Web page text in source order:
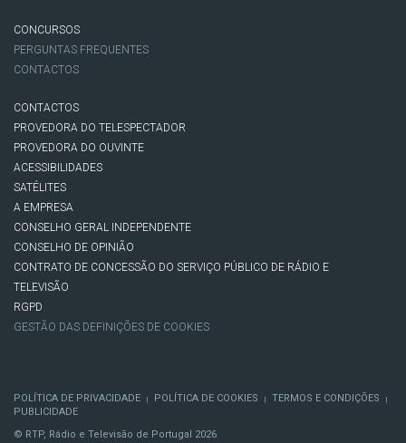
CONCURSOS
PERGUNTAS FREQUENTES
CONTACTOS
CONTACTOS
PROVEDORA DO TELESPECTADOR
PROVEDORA DO OUVINTE
ACESSIBILIDADES
SATÉLITES
A EMPRESA
CONSELHO GERAL INDEPENDENTE
CONSELHO DE OPINIÃO
CONTRATO DE CONCESSÃO DO SERVIÇO PÚBLICO DE RÁDIO E
TELEVISÃO
RGPD
GESTÃO DAS DEFINIÇÕES DE COOKIES
POLÍTICA DE PRIVACIDADE | POLÍTICA DE COOKIES | TERMOS E CONDIÇÕES |
PUBLICIDADE
© RTP, Rádio e Televisão de Portugal 2026